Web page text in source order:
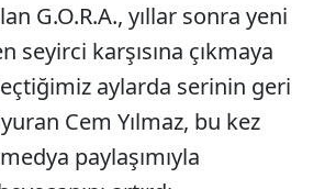
G.O.R.A., yıllar sonra yeni
seyirci karşısına çıkmaya
aylarda serinin geri
Cem Yılmaz, bu kez
paylaşımıyla